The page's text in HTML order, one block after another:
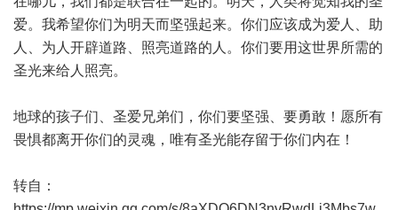
爱。我希望你们为明天而坚强起来。你们应该成为爱人、助
人、为人开辟道路、照亮道路的人。你们要用这世界所需的
圣光来给人照亮。
地球的孩子们、圣爱兄弟们，你们要坚强、要勇敢！愿所有
畏惧都离开你们的灵魂，唯有圣光能存留于你们内在！
转自：